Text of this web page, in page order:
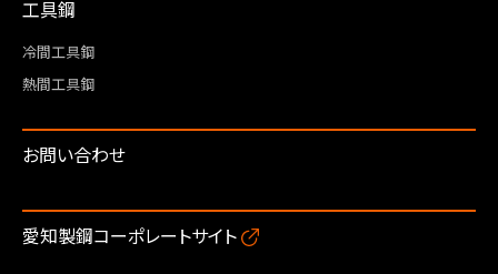
工具鋼
冷間工具鋼
熱間工具鋼
お問い合わせ
愛知製鋼コーポレートサイト